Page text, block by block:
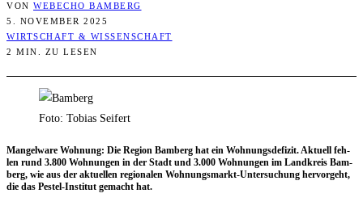
VON WEBECHO BAMBERG
5. NOVEMBER 2025
WIRTSCHAFT & WISSENSCHAFT
2 MIN. ZU LESEN
Foto: Tobias Seifert
Man­gel­wa­re Woh­nung: Die Regi­on Bam­berg hat ein Woh­nungs­de­fi­zit. Aktu­ell feh­
len rund 3.800 Woh­nun­gen in der Stadt und 3.000 Woh­nun­gen im Land­kreis Bam­
berg, wie aus der aktu­el­len regio­na­len Woh­nungs­markt-Unter­su­chung her­vor­geht,
die das Pest­el-Insti­tut gemacht hat.